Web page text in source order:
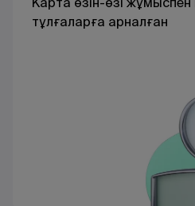
тұлғаларға арналған